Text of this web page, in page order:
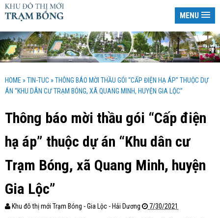
MENU
HOME »TIN-TUC »THÔNG BÁO MỜI THẦU GÓI “CẤP ĐIỆN HẠ ÁP” THUỘC DỰ
ÁN “KHU DÂN CƯ TRẠM BÓNG, XÃ QUANG MINH, HUYỆN GIA LỘC”
Thông báo mời thầu gói “Cấp điện
hạ áp” thuộc dự án “Khu dân cư
Trạm Bóng, xã Quang Minh, huyện
Gia Lộc”
Khu đô thị mới Trạm Bóng - Gia Lộc - Hải Dương 7/30/2021